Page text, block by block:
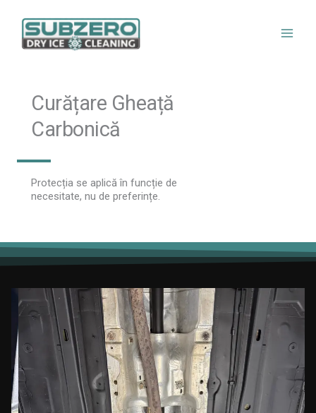
content
Curățare Gheață
Carbonică
Protecția se aplică în funcție de
necesitate, nu de preferințe.